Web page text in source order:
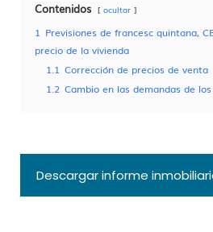
Contenidos ocultar
1 Previsiones de francesc quintana,
precio de la vivienda
1.1 Corrección de precios de venta
1.2 Cambio en las demandas de
Descargar informe